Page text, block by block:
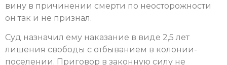
вину в причинении смерти по неосторожности
он так и не признал.
Суд назначил ему наказание в виде 2,5 лет
лишения свободы с отбыванием в колонии-
поселении. Приговор в законную силу не